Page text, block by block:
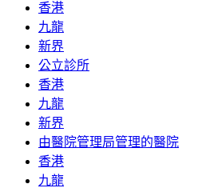
香港
九龍
新界
公立診所
香港
九龍
新界
由醫院管理局管理的醫院
香港
九龍